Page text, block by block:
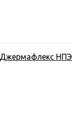
Джермафлекс НПЭ